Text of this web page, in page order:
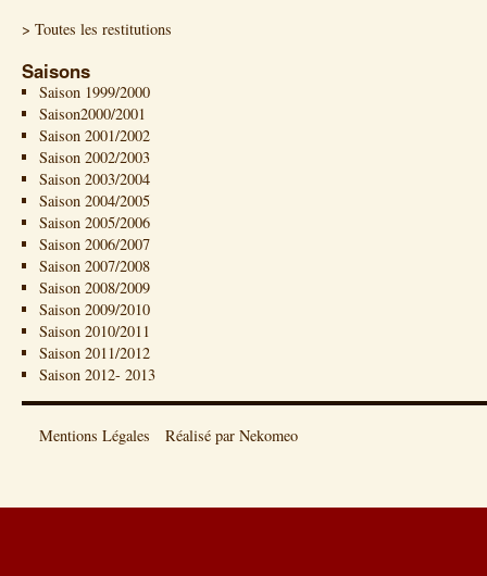
> Toutes les restitutions
Saisons
Saison 1999/2000
Saison2000/2001
Saison 2001/2002
Saison 2002/2003
Saison 2003/2004
Saison 2004/2005
Saison 2005/2006
Saison 2006/2007
Saison 2007/2008
Saison 2008/2009
Saison 2009/2010
Saison 2010/2011
Saison 2011/2012
Saison 2012- 2013
Mentions Légales Réalisé par Nekomeo